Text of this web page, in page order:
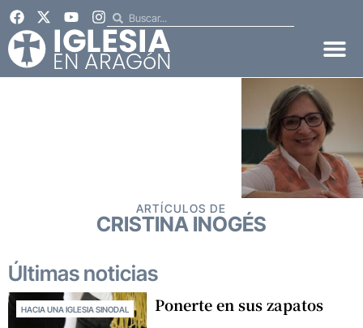
ARTÍCULOS DE
CRISTINA INOGÉS
Últimas noticias
HACIA UNA IGLESIA SINODAL Ponerte en sus zapatos